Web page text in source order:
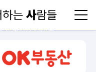
부기사
선택인 부기사의